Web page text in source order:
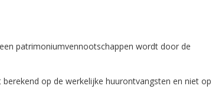
patrimoniumvennootschappen wordt door de
op de werkelijke huurontvangsten en niet op